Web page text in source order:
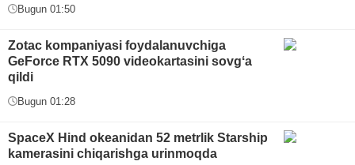
Bugun 01:50
Zotac kompaniyasi foydalanuvchiga
GeForce RTX 5090 videokartasini sovgʻa
qildi
Bugun 01:28
SpaceX Hind okeanidan 52 metrlik Starship
kamerasini chiqarishga urinmoqda